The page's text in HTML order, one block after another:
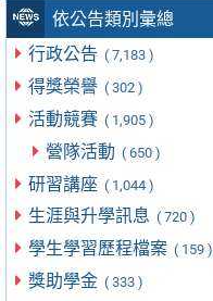
依公告類別彙總
行政公告 ( 7,183 )
得獎榮譽 ( 302 )
活動競賽 ( 1,905 )
營隊活動 ( 650 )
研習講座 ( 1,044 )
生涯與升學訊息 ( 720 )
學生學習歷程檔案 ( 159 )
獎助學金 ( 333 )